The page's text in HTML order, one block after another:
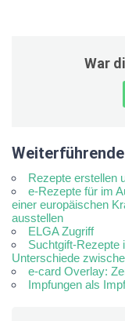
War
Rezepte erstellen
e-Rezepte für im
einer europäischen
ausstellen
ELGA Zugriff
Suchtgift-Rezepte
Unterschiede
e-card Overlay:
Impfungen als